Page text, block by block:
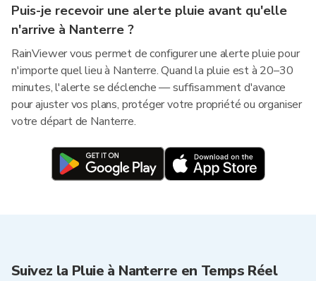
Puis-je recevoir une alerte pluie avant qu'elle
n'arrive à Nanterre ?
RainViewer vous permet de configurer une alerte pluie pour
n'importe quel lieu à Nanterre. Quand la pluie est à 20–30
minutes, l'alerte se déclenche — suffisamment d'avance
pour ajuster vos plans, protéger votre propriété ou organiser
votre départ de Nanterre.
Suivez la Pluie à Nanterre en Temps Réel